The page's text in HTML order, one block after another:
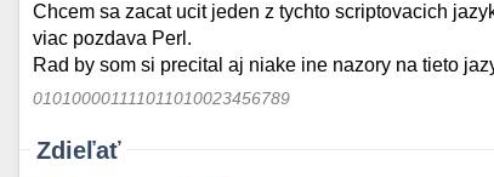
Chcem sa zacat ucit jeden z tychto scriptovacich
viac pozdava Perl.
Rad by som si precital aj niake ine nazory na tieto
010100001111011010023456789
Zdieľať